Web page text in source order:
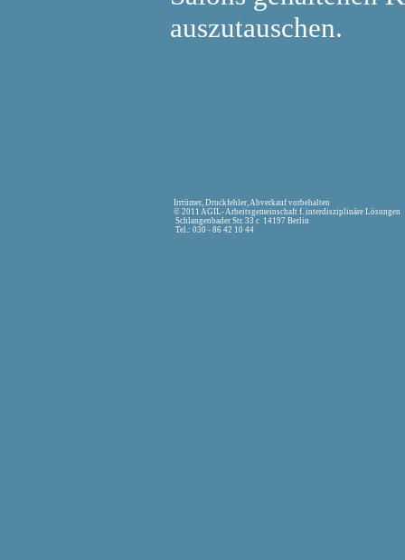
auszutauschen.
Irrtümer, Druckfehler, Abverkauf vorbehalten
© 2011 AGIL- Arbeitsgemeinschaft f. interdisziplinäre Lösungen
Schlangenbader Str. 33 c 14197 Berlin
Tel.: 030 - 86 42 10 44